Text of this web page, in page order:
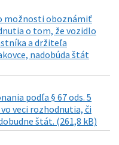
možnosti oboznámiť
o tom, že vozidlo
a držiteľa
nadobúda štát
podľa § 67 ods. 5
veci rozhodnutia, či
štát. (261,8 kB)